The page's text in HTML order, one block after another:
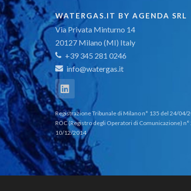
WATERGAS.IT BY AGENDA SRL
Via Privata Minturno 14
20127 Milano (MI) Italy
+39 345 281 0246
info@watergas.it
Registrazione Tribunale di Milano n° 135 del 24/04/
ROC (Registro degli Operatori di Comunicazione)
10/12/2014